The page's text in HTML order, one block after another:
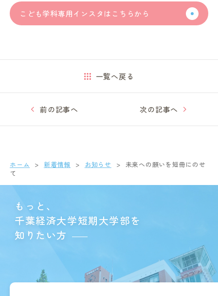
こども学科専用インスタはこちらから
前の記事へ
一覧へ戻る
次の記事へ
ホーム 新着情報 お知らせ
未来への願いを短冊にのせ
て
もっと、
千葉経済大学短期大学部を
知りたい方